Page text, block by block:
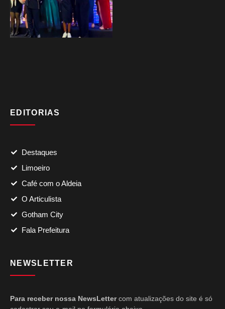
EDITORIAS
Destaques
Limoeiro
Café com o Aldeia
O Articulista
Gotham City
Fala Prefeitura
NEWSLETTER
Para receber nossa NewsLettercom atualizações do site é só